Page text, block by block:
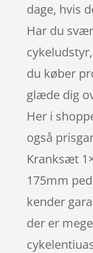
dage, hvis
Har du
du køber
glæde dig
Her i
også
Kranksæt
175mm
kender
der er